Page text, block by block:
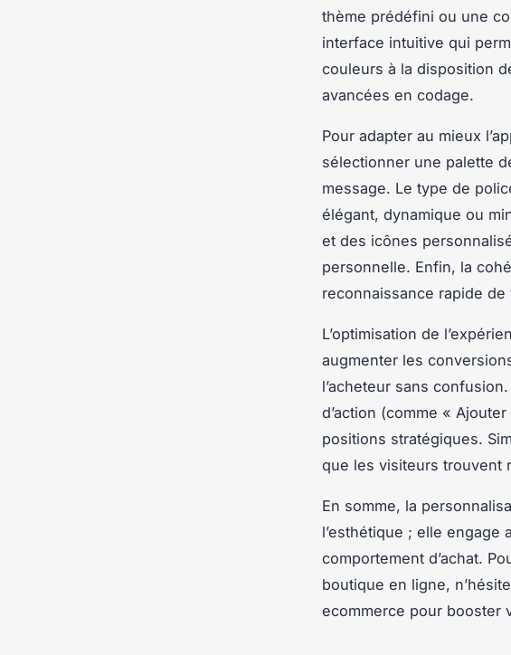
thème prédéfini ou une
interface intuitive qui
couleurs à la disposition
avancées en codage.
Pour adapter au mieux
sélectionner une palette
message. Le type de
élégant, dynamique ou
et des icônes
personnelle. Enfin, la
reconnaissance rapide
L’optimisation de
augmenter les
l’acheteur sans
d’action (comme «
positions stratégiques.
que les visiteurs trouvent
En somme, la
l’esthétique ; elle engage
comportement d’achat.
boutique en ligne,
ecommerce pour booster